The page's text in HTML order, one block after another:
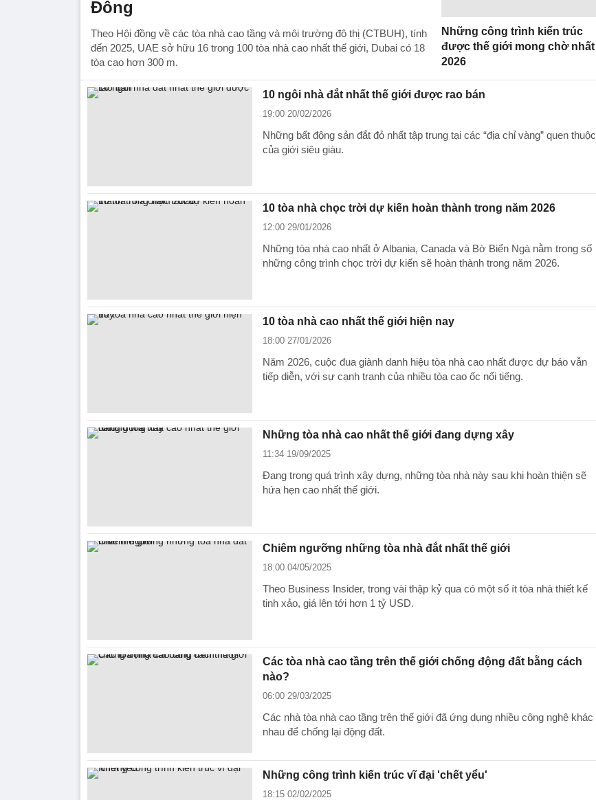
Đông
Theo Hội đồng về các tòa nhà cao tầng và môi trường đô thị (CTBUH), tính
đến 2025, UAE sở hữu 16 trong 100 tòa nhà cao nhất thế giới, Dubai có 18
tòa cao hơn 300 m.
Những công trình kiến trúc
được thế giới mong chờ nhất
2026
10 ngôi nhà đắt nhất thế giới được rao bán
19:00 20/02/2026
Những bất động sản đắt đỏ nhất tập trung tại các “địa chỉ vàng” quen thuộc
của giới siêu giàu.
10 tòa nhà chọc trời dự kiến ​​hoàn thành trong năm 2026
12:00 29/01/2026
Những tòa nhà cao nhất ở Albania, Canada và Bờ Biển Ngà nằm trong số
những công trình chọc trời dự kiến sẽ ​​hoàn thành trong năm 2026.
10 tòa nhà cao nhất thế giới hiện nay
18:00 27/01/2026
Năm 2026, cuộc đua giành danh hiệu tòa nhà cao nhất được dự báo vẫn
tiếp diễn, với sự cạnh tranh của nhiều tòa cao ốc nổi tiếng.
Những tòa nhà cao nhất thế giới đang dựng xây
11:34 19/09/2025
Đang trong quá trình xây dựng, những tòa nhà này sau khi hoàn thiện sẽ
hứa hẹn cao nhất thế giới.
Chiêm ngưỡng những tòa nhà đắt nhất thế giới
18:00 04/05/2025
Theo Business Insider, trong vài thập kỷ qua có một số ít tòa nhà thiết kế
tinh xảo, giá lên tới hơn 1 tỷ USD.
Các tòa nhà cao tầng trên thế giới chống động đất bằng cách
nào?
06:00 29/03/2025
Các nhà tòa nhà cao tầng trên thế giới đã ứng dụng nhiều công nghệ khác
nhau để chống lại động đất.
Những công trình kiến trúc vĩ đại 'chết yểu'
18:15 02/02/2025